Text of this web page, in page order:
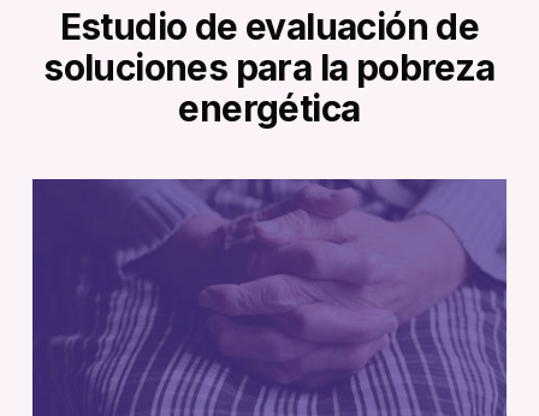
Estudio de evaluación de
soluciones para la pobreza
energética